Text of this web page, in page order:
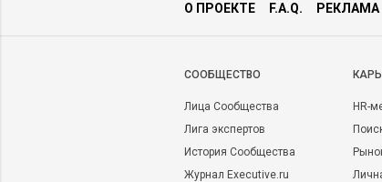
О ПРОЕКТЕ F.A.Q. РЕКЛАМА
CООБЩЕСТВО
Лица Сообщества
Лига экспертов
История Сообщества
Журнал Executive.ru
HR-